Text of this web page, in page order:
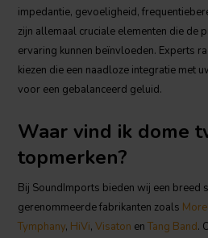
impedantie, gevoeligheid,
zijn allemaal cruciale elementen die de
ervaring kunnen beïnvloeden. Experts
kiezen die een naadloze integratie met
voor een gebalanceerd geluid.
Waar vind ik dome
topmerken?
Bij SoundImports bieden wij een breed
gerenommeerde fabrikanten zoals
Tymphany, HiVi,Visaton enTang Band.